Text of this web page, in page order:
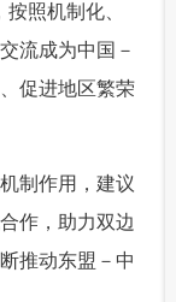
照机制化、
流成为中国－
促进地区繁荣
制作用，建议
作，助力双边
推动东盟－中